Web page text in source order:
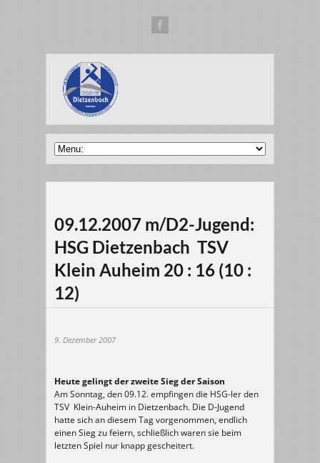
09.12.2007 m/D2-Jugend:
HSG Dietzenbach  TSV
Klein Auheim 20 : 16 (10 :
12)
9. Dezember 2007
Heute gelingt der zweite Sieg der Saison
Am Sonntag, den 09.12. empfingen die HSG-ler den
TSV Klein-Auheim in Dietzenbach. Die D-Jugend
hatte sich an diesem Tag vorgenommen, endlich
einen Sieg zu feiern, schließlich waren sie beim
letzten Spiel nur knapp gescheitert.